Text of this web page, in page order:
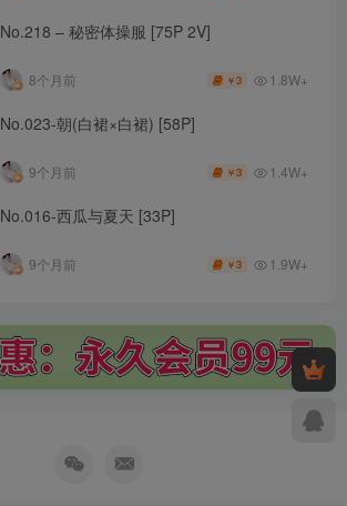
No.218 – 秘密体操服 [75P 2V]
8个月前 ￥3 1.8W+
No.023-朝(白裙×白裙) [58P]
9个月前 ￥3 1.4W+
No.016-西瓜与夏天 [33P]
9个月前 ￥3 1.9W+